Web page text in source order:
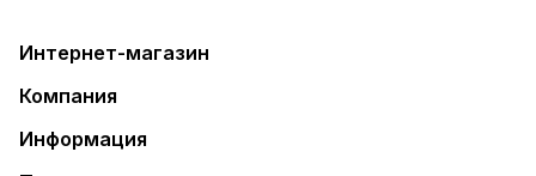
Интернет-магазин
Компания
Информация